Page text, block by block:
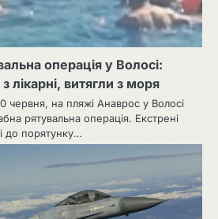
операція у Волосі:
лікарні, витягли з моря
червня, на пляжі Анаврос у Волосі
рятувальна операція. Екстрені
до порятунку…